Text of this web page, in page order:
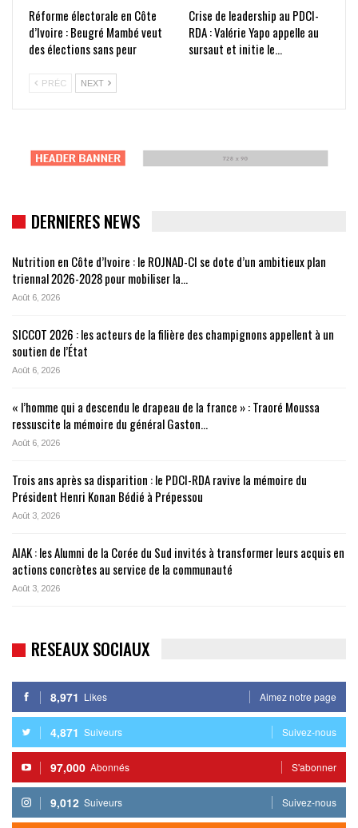
Réforme électorale en Côte
d’Ivoire : Beugré Mambé veut
des élections sans peur
Crise de leadership au PDCI-
RDA : Valérie Yapo appelle au
sursaut et initie le…
PRÉC NEXT
DERNIERES NEWS
Nutrition en Côte d’Ivoire : le ROJNAD-CI se dote d’un ambitieux plan
triennal 2026-2028 pour mobiliser la…
Août 6, 2026
SICCOT 2026 : les acteurs de la filière des champignons appellent à un
soutien de l’État
Août 6, 2026
« l’homme qui a descendu le drapeau de la france » : Traoré Moussa
ressuscite la mémoire du général Gaston…
Août 6, 2026
Trois ans après sa disparition : le PDCI-RDA ravive la mémoire du
Président Henri Konan Bédié à Prépessou
Août 3, 2026
AIAK : les Alumni de la Corée du Sud invités à transformer leurs acquis en
actions concrètes au service de la communauté
Août 3, 2026
RESEAUX SOCIAUX
8,971 Likes Aimez notre page
4,871 Suiveurs Suivez-nous
97,000 Abonnés S'abonner
9,012 Suiveurs Suivez-nous